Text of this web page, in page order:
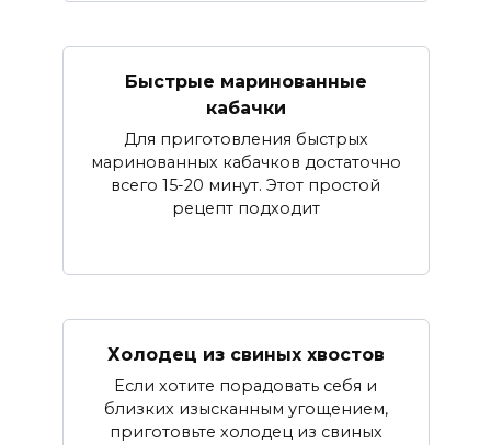
Быстрые маринованные
кабачки
Для приготовления быстрых
маринованных кабачков достаточно
всего 15-20 минут. Этот простой
рецепт подходит
Холодец из свиных хвостов
Если хотите порадовать себя и
близких изысканным угощением,
приготовьте холодец из свиных